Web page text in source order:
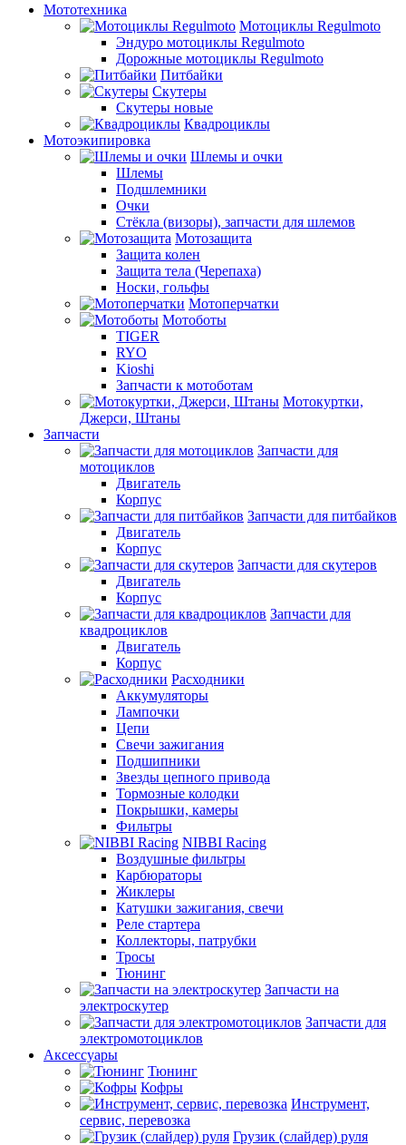
Мототехника
Мотоциклы Regulmoto
Эндуро мотоциклы Regulmoto
Дорожные мотоциклы Regulmoto
Питбайки
Скутеры
Скутеры новые
Квадроциклы
Мотоэкипировка
Шлемы и очки
Шлемы
Подшлемники
Очки
Стёкла (визоры), запчасти для шлемов
Мотозащита
Защита колен
Защита тела (Черепаха)
Носки, гольфы
Мотоперчатки
Мотоботы
TIGER
RYO
Kioshi
Запчасти к мотоботам
Мотокуртки,
Джерси, Штаны
Запчасти
Запчасти для
мотоциклов
Двигатель
Корпус
Запчасти для питбайков
Двигатель
Корпус
Запчасти для скутеров
Двигатель
Корпус
Запчасти для
квадроциклов
Двигатель
Корпус
Расходники
Аккумуляторы
Лампочки
Цепи
Свечи зажигания
Подшипники
Звезды цепного привода
Тормозные колодки
Покрышки, камеры
Фильтры
NIBBI Racing
Воздушные фильтры
Карбюраторы
Жиклеры
Катушки зажигания, свечи
Реле стартера
Коллекторы, патрубки
Тросы
Тюнинг
Запчасти на
электроскутер
Запчасти для
электромотоциклов
Аксессуары
Тюнинг
Кофры
Инструмент,
сервис, перевозка
Грузик (слайдер) руля